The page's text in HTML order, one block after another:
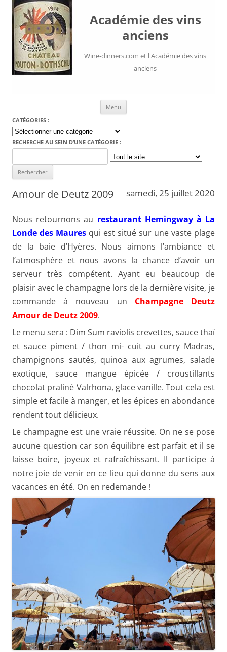
Académie des vins
anciens
Wine-dinners.com et l'Académie des vins
anciens
Menu
CATÉGORIES :
Catégories
:
RECHERCHE AU SEIN D’UNE CATÉGORIE :
for:
Amour de Deutz 2009 samedi, 25 juillet 2020
Nous retournons au restaurant Hemingway à La
Londe des Maures qui est situé sur une vaste plage
de la baie d’Hyères. Nous aimons l’ambiance et
l’atmosphère et nous avons la chance d’avoir un
serveur très compétent. Ayant eu beaucoup de
plaisir avec le champagne lors de la dernière visite, je
commande à nouveau un Champagne Deutz
Amour de Deutz 2009.
Le menu sera : Dim Sum raviolis crevettes, sauce thaï
et sauce piment / thon mi- cuit au curry Madras,
champignons sautés, quinoa aux agrumes, salade
exotique, sauce mangue épicée / croustillants
chocolat praliné Valrhona, glace vanille. Tout cela est
simple et facile à manger, et les épices en abondance
rendent tout délicieux.
Le champagne est une vraie réussite. On ne se pose
aucune question car son équilibre est parfait et il se
laisse boire, joyeux et rafraîchissant. Il participe à
notre joie de venir en ce lieu qui donne du sens aux
vacances en été. On en redemande !